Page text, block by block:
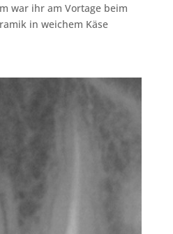
war ihr am Vortage beim
in weichem Käse